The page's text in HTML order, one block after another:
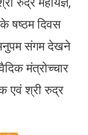
षष्ठम दिवस
संगम देखने
मंत्रोच्चार
एवं श्री रुद्र